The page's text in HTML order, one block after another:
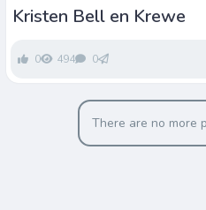
Kristen Bell en Krewe
0 494 0
There are no more